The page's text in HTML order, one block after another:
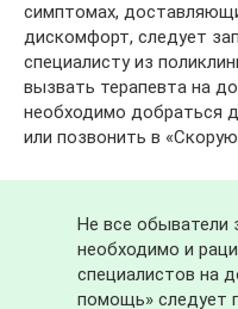
симптомах,
дискомфорт, следует
специалисту из
вызвать терапевта на
необходимо добраться
или позвонить в
Не все обыватели
необходимо и
специалистов на
помощь» следует